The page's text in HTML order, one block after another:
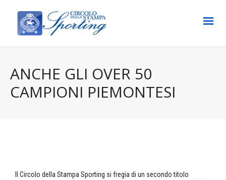
ANCHE GLI OVER 50
CAMPIONI PIEMONTESI
Il Circolo della Stampa Sporting si fregia di un secondo titolo